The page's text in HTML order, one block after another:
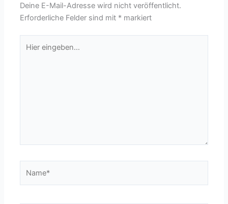
Deine E-Mail-Adresse wird nicht veröffentlicht.
Erforderliche Felder sind mit * markiert
eingeben…